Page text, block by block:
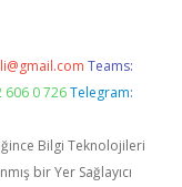
Teams:
606 0 726 Telegram:
Bilgi Teknolojileri
bir Yer Sağlayıcı